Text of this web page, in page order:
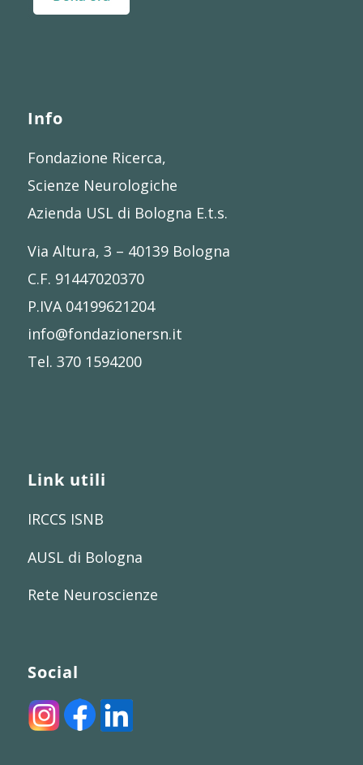
Info
Fondazione Ricerca,
Scienze Neurologiche
Azienda USL di Bologna E.t.s.
Via Altura, 3 – 40139 Bologna
C.F. 91447020370
P.IVA 04199621204
info@fondazionersn.it
Tel. 370 1594200
Link utili
IRCCS ISNB
AUSL di Bologna
Rete Neuroscienze
Social